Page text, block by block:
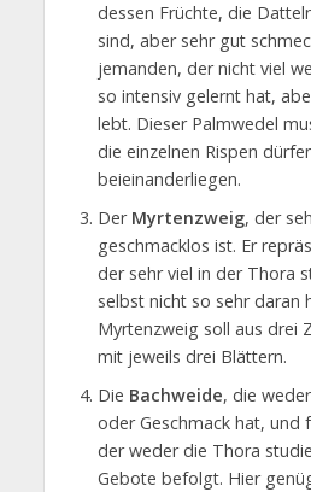
dessen Früchte, die
sind, aber sehr gut
jemanden, der nicht viel
so intensiv gelernt hat,
lebt. Dieser Palmwedel
die einzelnen Rispen
beieinanderliegen.
Der Myrtenzweig, der
geschmacklos ist. Er
der sehr viel in der Thora
selbst nicht so sehr daran
Myrtenzweig soll aus drei
mit jeweils drei Blättern.
Die Bachweide, die
oder Geschmack hat, und
der weder die Thora
Gebote befolgt. Hier